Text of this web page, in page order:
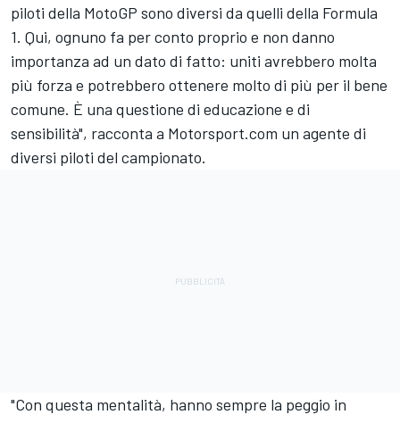
piloti della MotoGP sono diversi da quelli della Formula
1. Qui, ognuno fa per conto proprio e non danno
importanza ad un dato di fatto: uniti avrebbero molta
più forza e potrebbero ottenere molto di più per il bene
comune. È una questione di educazione e di
sensibilità", racconta a Motorsport.com un agente di
diversi piloti del campionato.
"Con questa mentalità, hanno sempre la peggio in